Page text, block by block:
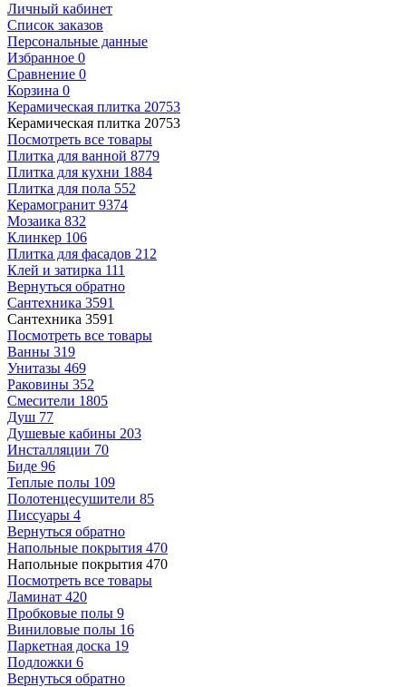
Личный кабинет
Список заказов
Персональные данные
Избранное 0
Сравнение 0
Корзина 0
Керамическая плитка 20753
Керамическая плитка 20753
Посмотреть все товары
Плитка для ванной 8779
Плитка для кухни 1884
Плитка для пола 552
Керамогранит 9374
Мозаика 832
Клинкер 106
Плитка для фасадов 212
Клей и затирка 111
Вернуться обратно
Сантехника 3591
Сантехника 3591
Посмотреть все товары
Ванны 319
Унитазы 469
Раковины 352
Смесители 1805
Душ 77
Душевые кабины 203
Инсталляции 70
Биде 96
Теплые полы 109
Полотенцесушители 85
Писсуары 4
Вернуться обратно
Напольные покрытия 470
Напольные покрытия 470
Посмотреть все товары
Ламинат 420
Пробковые полы 9
Виниловые полы 16
Паркетная доска 19
Подложки 6
Вернуться обратно